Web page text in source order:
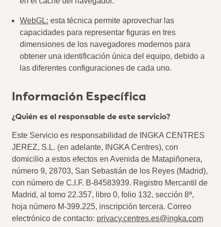
WebGL: esta técnica permite aprovechar las
capacidades para representar figuras en tres
dimensiones de los navegadores modernos para
obtener una identificación única del equipo, debido a
las diferentes configuraciones de cada uno.
Información Específica
¿Quién es el responsable de este servicio?
Este Servicio es responsabilidad de INGKA CENTRES
JEREZ, S.L. (en adelante, INGKA Centres), con
domicilio a estos efectos en Avenida de Matapiñonera,
número 9, 28703, San Sebastián de los Reyes (Madrid),
con número de C.I.F. B-84583939. Registro Mercantil de
Madrid, al tomo 22.357, libro 0, folio 132, sección 8ª,
hoja número M-399.225, inscripción tercera. Correo
electrónico de contacto: privacy.centres.es@ingka.com